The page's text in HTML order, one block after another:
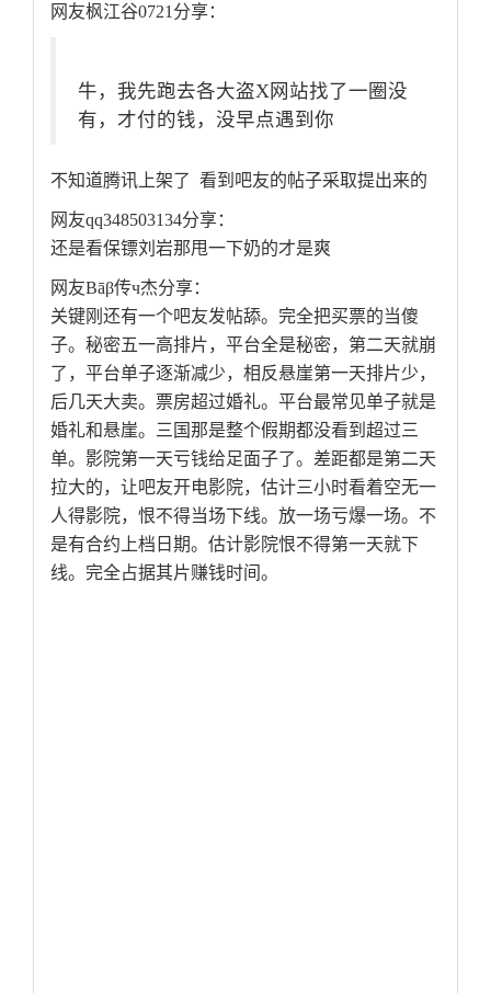
网友枫江谷0721分享：
牛，我先跑去各大盗X网站找了一圈没
有，才付的钱，没早点遇到你
不知道腾讯上架了 看到吧友的帖子采取提出来的
网友qq348503134分享：
还是看保镖刘岩那甩一下奶的才是爽
网友Вāβ传ч杰分享：
关键刚还有一个吧友发帖舔。完全把买票的当傻
子。秘密五一高排片，平台全是秘密，第二天就崩
了，平台单子逐渐减少，相反悬崖第一天排片少，
后几天大卖。票房超过婚礼。平台最常见单子就是
婚礼和悬崖。三国那是整个假期都没看到超过三
单。影院第一天亏钱给足面子了。差距都是第二天
拉大的，让吧友开电影院，估计三小时看着空无一
人得影院，恨不得当场下线。放一场亏爆一场。不
是有合约上档日期。估计影院恨不得第一天就下
线。完全占据其片赚钱时间。